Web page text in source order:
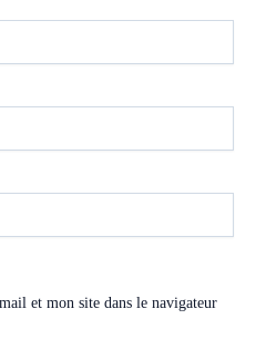
et mon site dans le navigateur